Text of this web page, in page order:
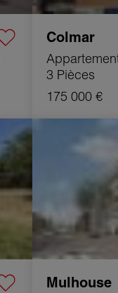
Colmar
3 Pièces
175 000 €
Mulhouse